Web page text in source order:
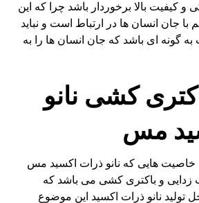
و کیفیت بالا برخوردار باشد چرا که این
جان انسان ها در ارتباط است و نباید
به گونه ای باشد که جان انسان ها را به
کشی نانو
مس
خاصیت هایی که نانو ذرات اکسید مس
زدایی و باکتری کشی می باشد که
تولید نانو ذرات اکسید این موضوع